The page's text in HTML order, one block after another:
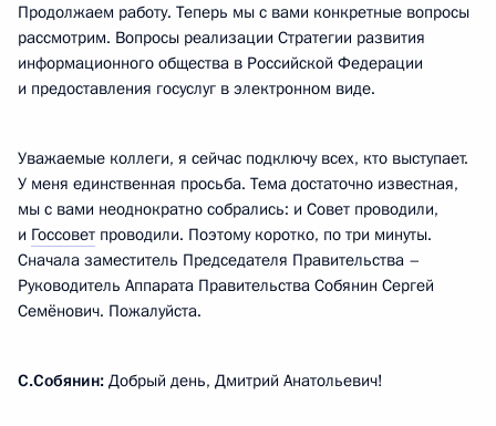
Продолжаем работу. Теперь мы с вами конкретные вопросы
рассмотрим. Вопросы реализации Стратегии развития
информационного общества в Российской Федерации
и предоставления госуслуг в электронном виде.
Уважаемые коллеги, я сейчас подключу всех, кто выступает.
У меня единственная просьба. Тема достаточно известная,
мы с вами неоднократно собрались: и Совет проводили,
и Госсовет проводили. Поэтому коротко, по три минуты.
Сначала заместитель Председателя Правительства –
Руководитель Аппарата Правительства Собянин Сергей
Семёнович. Пожалуйста.
С.Собянин: Добрый день, Дмитрий Анатольевич!